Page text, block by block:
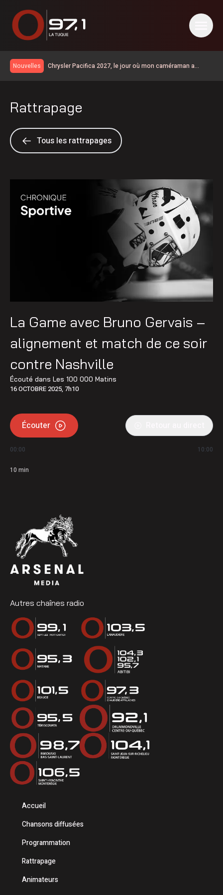
Nouvelles
Chrysler Pacifica 2027, le jour où mon caméraman a
Le taux de chômage recule à 6,4% en juillet au Canada, la
Chaudière-Appalaches affiche les meilleurs chiffres au
pays
Grave accident sur la 155 à Carignan
Accident : la route 155 est fermée à la circulation à la
600 embarcations vérifiées lors de l’Opération nationale
concertée en sécurité nautique de la SQ
Les Bourses Objectif Retour remettent 15 250$ à 12
Latuquois
Rattrapage
Tous les rattrapages
La Game avec Bruno Gervais –
alignement et match de ce soir
contre Nashville
Écouté dans Les 100 000 Matins
16 OCTOBRE 2025, 7h10
Écouter
00:00 10:00
10 min
Autres chaînes radio
Accueil
Chansons diffusées
Programmation
Rattrapage
Animateurs